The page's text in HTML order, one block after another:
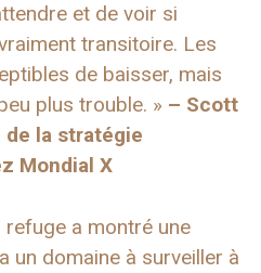
et de voir si
transitoire. Les
de baisser, mais
plus trouble. » – Scott
de la stratégie
Mondial X
refuge a montré une
un domaine à surveiller à